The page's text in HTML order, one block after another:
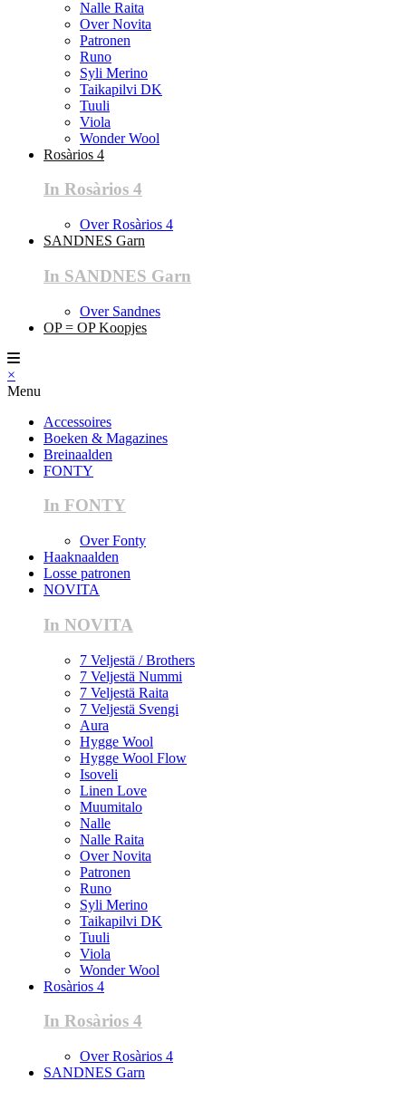
Nalle Raita
Over Novita
Patronen
Runo
Syli Merino
Taikapilvi DK
Tuuli
Viola
Wonder Wool
Rosàrios 4
In Rosàrios 4
Over Rosàrios 4
SANDNES Garn
In SANDNES Garn
Over Sandnes
OP = OP Koopjes
×
Menu
Accessoires
Boeken & Magazines
Breinaalden
FONTY
In FONTY
Over Fonty
Haaknaalden
Losse patronen
NOVITA
In NOVITA
7 Veljestä / Brothers
7 Veljestä Nummi
7 Veljestä Raita
7 Veljestä Svengi
Aura
Hygge Wool
Hygge Wool Flow
Isoveli
Linen Love
Muumitalo
Nalle
Nalle Raita
Over Novita
Patronen
Runo
Syli Merino
Taikapilvi DK
Tuuli
Viola
Wonder Wool
Rosàrios 4
In Rosàrios 4
Over Rosàrios 4
SANDNES Garn